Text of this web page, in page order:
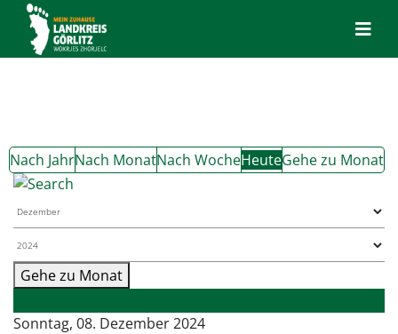
Nach JahrNach MonatNach WocheHeuteGehe zu Monat
Gehe zu Monat
Sonntag, 08. Dezember 2024